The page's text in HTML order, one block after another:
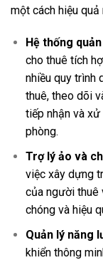
một cách hiệu
Hệ thống
cho thuê tích
nhiều quy trình
thuê, theo dõi
tiếp nhận và
phòng.
Trợ lý ảo và
việc xây dựng
của người thuê
chóng và hiệu
Quản lý năng
khiển thông